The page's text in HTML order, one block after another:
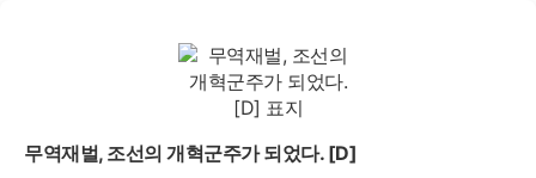
무역재벌, 조선의 개혁군주가 되었다. [D]